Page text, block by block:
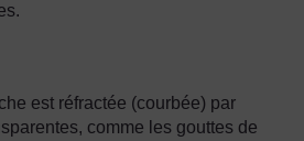
est réfractée (courbée) par
comme les gouttes de